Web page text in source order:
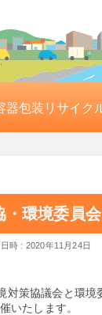
器包装リサイク
環境委員
時 : 2020年11月24日
策協議会と環境
いたします。